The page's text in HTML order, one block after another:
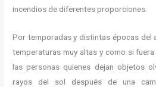
incendios de diferentes proporciones.
Por temporadas y distintas épocas del
temperaturas muy altas y como si
las personas quienes dejan objetos
rayos del sol después de una